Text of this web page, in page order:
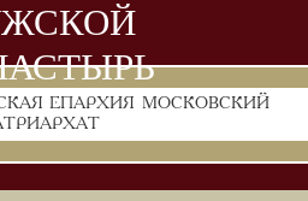
ЕПАРХИЯ МОСКОВСКИЙ